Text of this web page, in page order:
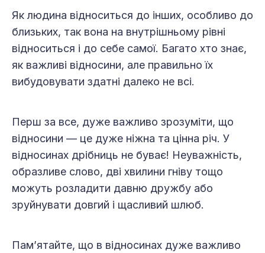
Як людина відноситься до інших, особливо до
близьких, так вона на внутрішньому рівні
відноситься і до себе самої. Багато хто знає,
як важливі відносини, але правильно їх
вибудовувати здатні далеко не всі.
Перш за все, дуже важливо зрозуміти, що
відносини — це дуже ніжна та цінна річ. У
відносинах дрібниць не буває! Неуважність,
образливе слово, дві хвилини гніву тощо
можуть розладити давню дружбу або
зруйнувати довгий і щасливий шлюб.
Пам’ятайте, що в відносинах дуже важливо